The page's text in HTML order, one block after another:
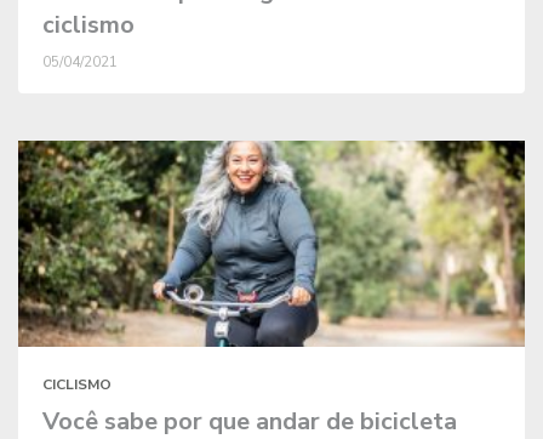
ciclismo
05/04/2021
CICLISMO
Você sabe por que andar de bicicleta